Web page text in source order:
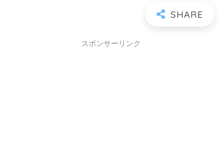
スポンサーリンク